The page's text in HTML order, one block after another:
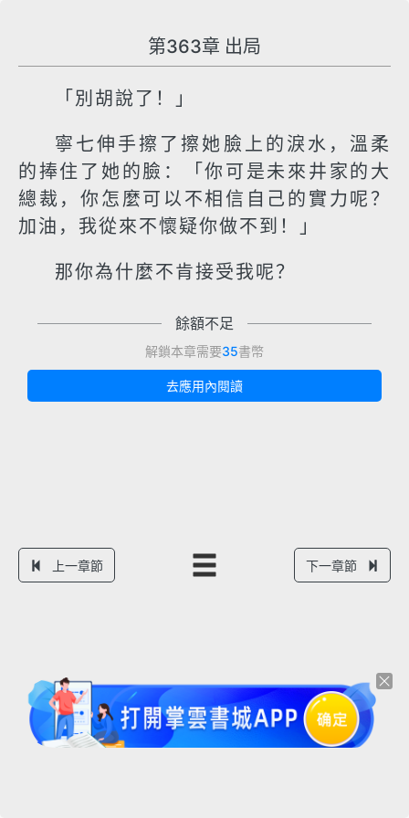
第363章 出局
「別胡說了！」
寧七伸手擦了擦她臉上的淚水，溫柔
的捧住了她的臉：「你可是未來井家的大
總裁，你怎麼可以不相信自己的實力呢？
加油，我從來不懷疑你做不到！」
那你為什麼不肯接受我呢？
餘額不足
解鎖本章需要35書幣
去應用內閱讀
上一章節 下一章節